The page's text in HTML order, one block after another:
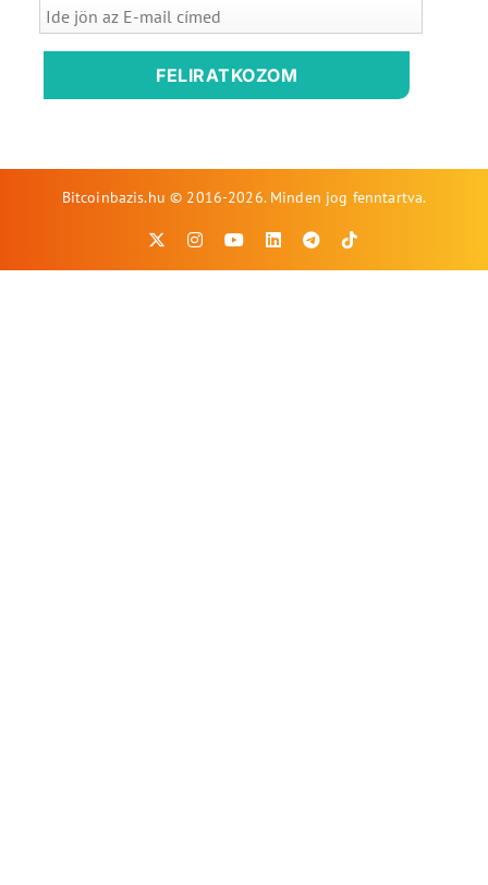
FELIRATKOZOM
Bitcoinbazis.hu © 2016-2026. Minden jog fenntartva.